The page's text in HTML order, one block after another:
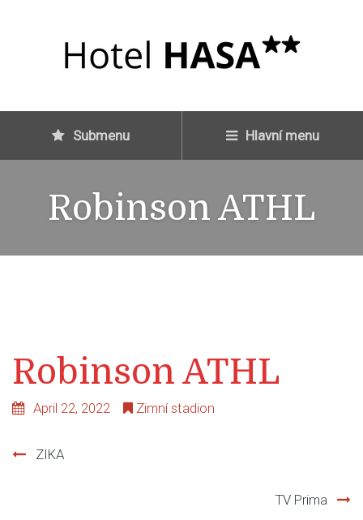
Submenu Hlavní menu
Robinson ATHL
Robinson ATHL
April 22, 2022 Zimní stadion
ZIKA
TV Prima